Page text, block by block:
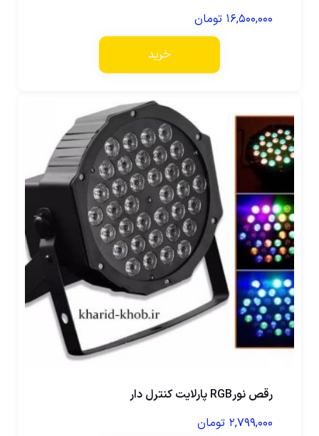
۱۶,۵۰۰,۰۰۰ تومان
خرید
رقص نورRGB پارلایت کنترل دار
۲,۷۹۹,۰۰۰ تومان